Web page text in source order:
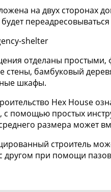
на двух сторонах
отделаны
стены, бамбуковый
шкафы.
Hex House
с помощью простых
размера может
строитель
другом при помощи